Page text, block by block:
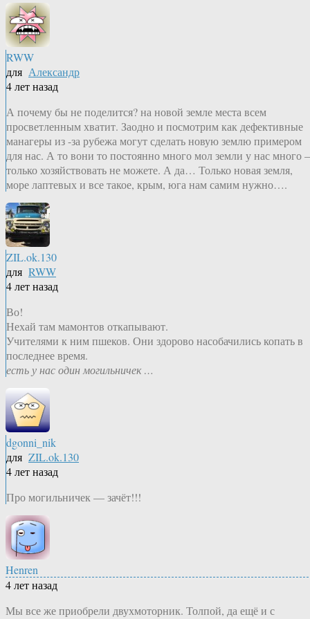
RWW
для Александр
4 лет назад
А почему бы не поделится? на новой земле места всем
просветленным хватит. Заодно и посмотрим как дефективные
манагеры из -за рубежа могут сделать новую землю примером
для нас. А то вони то постоянно много мол земли у нас много
только хозяйствовать не можете. А да… Только новая земля,
море лаптевых и все такое, крым, юга нам самим нужно….
ZIL.ok.130
для RWW
4 лет назад
Во!
Нехай там мамонтов откапывают.
Учителями к ним пшеков. Они здорово насобачились копать в
последнее время.
есть у нас один могильничек …
dgonni_nik
для ZIL.ok.130
4 лет назад
Про могильничек — зачёт!!!
Henren
4 лет назад
Мы все же приобрели двухмоторник. Толпой, да ещё и с